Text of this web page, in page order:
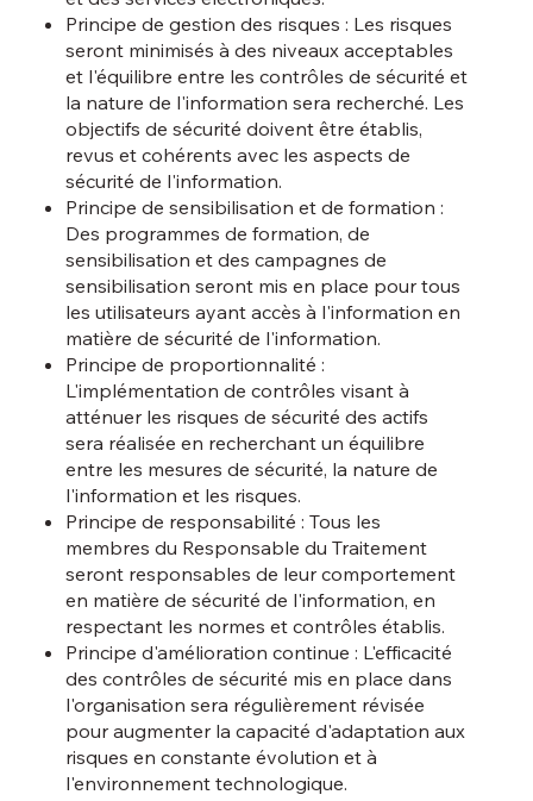
Principe de gestion des risques : Les risques
seront minimisés à des niveaux acceptables
et l'équilibre entre les contrôles de sécurité et
la nature de l'information sera recherché. Les
objectifs de sécurité doivent être établis,
revus et cohérents avec les aspects de
sécurité de l'information.
Principe de sensibilisation et de formation :
Des programmes de formation, de
sensibilisation et des campagnes de
sensibilisation seront mis en place pour tous
les utilisateurs ayant accès à l'information en
matière de sécurité de l'information.
Principe de proportionnalité :
L'implémentation de contrôles visant à
atténuer les risques de sécurité des actifs
sera réalisée en recherchant un équilibre
entre les mesures de sécurité, la nature de
l'information et les risques.
Principe de responsabilité : Tous les
membres du Responsable du Traitement
seront responsables de leur comportement
en matière de sécurité de l'information, en
respectant les normes et contrôles établis.
Principe d'amélioration continue : L'efficacité
des contrôles de sécurité mis en place dans
l'organisation sera régulièrement révisée
pour augmenter la capacité d'adaptation aux
risques en constante évolution et à
l'environnement technologique.